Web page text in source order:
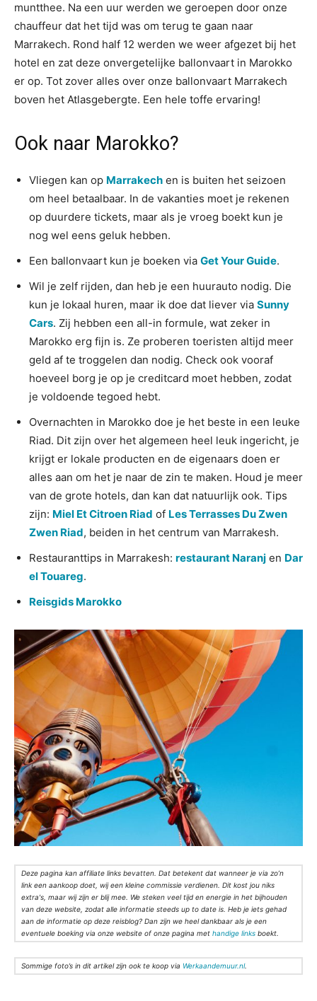
muntthee. Na een uur werden we geroepen door onze
chauffeur dat het tijd was om terug te gaan naar
Marrakech. Rond half 12 werden we weer afgezet bij het
hotel en zat deze onvergetelijke ballonvaart in Marokko
er op. Tot zover alles over onze ballonvaart Marrakech
boven het Atlasgebergte. Een hele toffe ervaring!
Ook naar Marokko?
Vliegen kan op Marrakech en is buiten het seizoen
om heel betaalbaar. In de vakanties moet je rekenen
op duurdere tickets, maar als je vroeg boekt kun je
nog wel eens geluk hebben.
Een ballonvaart kun je boeken via Get Your Guide.
Wil je zelf rijden, dan heb je een huurauto nodig. Die
kun je lokaal huren, maar ik doe dat liever via Sunny
Cars. Zij hebben een all-in formule, wat zeker in
Marokko erg fijn is. Ze proberen toeristen altijd meer
geld af te troggelen dan nodig. Check ook vooraf
hoeveel borg je op je creditcard moet hebben, zodat
je voldoende tegoed hebt.
Overnachten in Marokko doe je het beste in een leuke
Riad. Dit zijn over het algemeen heel leuk ingericht, je
krijgt er lokale producten en de eigenaars doen er
alles aan om het je naar de zin te maken. Houd je meer
van de grote hotels, dan kan dat natuurlijk ook. Tips
zijn: Miel Et Citroen Riad of Les Terrasses Du Zwen
Zwen Riad, beiden in het centrum van Marrakesh.
Restauranttips in Marrakesh: restaurant Naranj en Dar
el Touareg.
Reisgids Marokko
Deze pagina kan affiliate links bevatten. Dat betekent dat wanneer je via zo’n
link een aankoop doet, wij een kleine commissie verdienen. Dit kost jou niks
extra's, maar wij zijn er blij mee. We steken veel tijd en energie in het bijhouden
van deze website, zodat alle informatie steeds up to date is. Heb je iets gehad
aan de informatie op deze reisblog? Dan zijn we heel dankbaar als je een
eventuele boeking via onze website of onze pagina met handige links boekt.
Sommige foto’s in dit artikel zijn ook te koop via Werkaandemuur.nl.